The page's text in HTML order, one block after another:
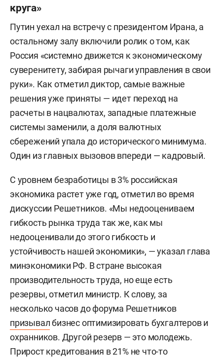
круга»
Путин уехал на встречу с президентом Ирана, а
остальному залу включили ролик о том, как
Россия «системно движется к экономическому
суверенитету, забирая рычаги управления в свои
руки». Как отметил диктор, самые важные
решения уже приняты — идет переход на
расчеты в нацвалютах, западные платежные
системы заменили, а доля валютных
сбережений упала до исторического минимума.
Один из главных вызовов впереди — кадровый.
С уровнем безработицы в 3% российская
экономика растет уже год, отметил во время
дискуссии Решетников. «Мы недооцениваем
гибкость рынка труда так же, как мы
недооценивали до этого гибкость и
устойчивость нашей экономики», — указал глава
минэкономики РФ. В стране высокая
производительность труда, но еще есть
резервы, отметил министр. К слову, за
несколько часов до форума Решетников
призывалбизнес оптимизировать бухгалтеров и
охранников. Другой резерв — это молодежь.
Прирост кредитования в 21% не что-то